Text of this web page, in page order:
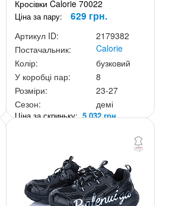
Кросівки Calorie 70022
Ціна за пару: 629 грн.
Артикул ID:
2179382
Постачальник:
Calorie
Колір:
бузковий
У коробці пар:
8
Розміри:
23-27
Сезон:
демі
Ціна за скриньку:5 032 грн.